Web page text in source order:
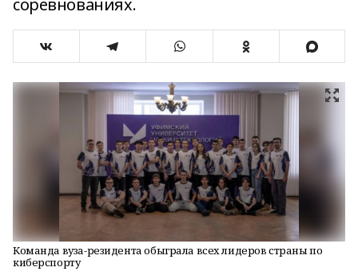
соревнованиях.
Команда вуза-резидента обыграла всех лидеров страны по
киберспорту